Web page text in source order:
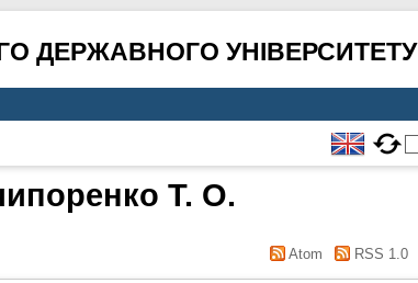
ДЕРЖАВНОГО УНІВЕРСИТЕТУ
Т. О.
Atom RSS 1.0